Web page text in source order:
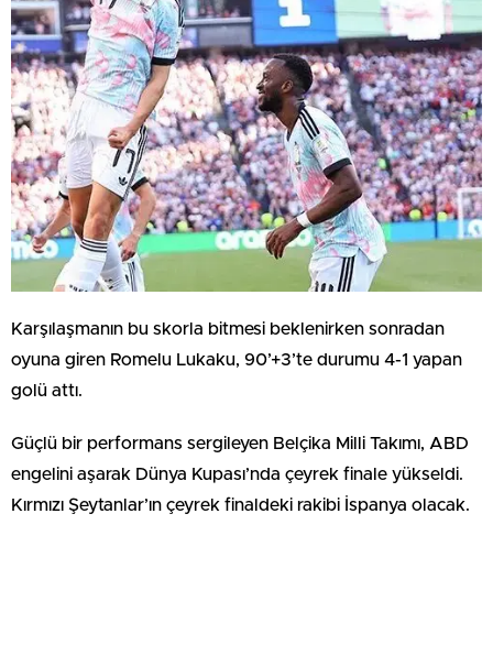
Karşılaşmanın bu skorla bitmesi beklenirken sonradan
oyuna giren Romelu Lukaku, 90’+3’te durumu 4-1 yapan
golü attı.
Güçlü bir performans sergileyen Belçika Milli Takımı, ABD
engelini aşarak Dünya Kupası’nda çeyrek finale yükseldi.
Kırmızı Şeytanlar’ın çeyrek finaldeki rakibi İspanya olacak.